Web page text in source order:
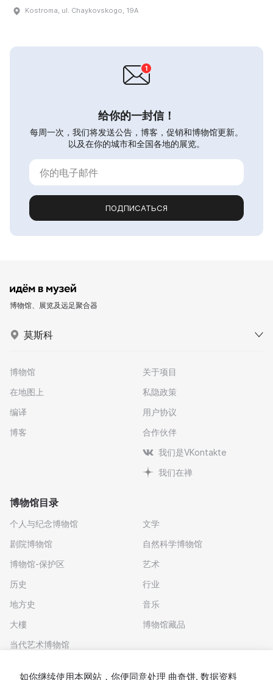
Kostroma, ul. Chaykovskogo, 19A
给你的一封信！
每周一次，我们将发送公告，博客，促销和博物馆更新。
以及在你的城市和全国各地的展览。
ПОДПИСАТЬСЯ
博物馆、展览及远足聚合器
莫斯科
博物馆
在地图上
编译
博客
关于项目
私隐政策
用户协议
合作伙伴
我们是VKontakte
我们在禅
博物馆目录
个人与纪念博物馆
剧院博物馆
博物馆-保护区
历史
地方史
大樓
当代艺术博物馆
文学
自然科学博物馆
艺术
行业
音乐
博物馆藏品
如你继续使用本网站，你便同意处理 曲奇饼. 数据资料